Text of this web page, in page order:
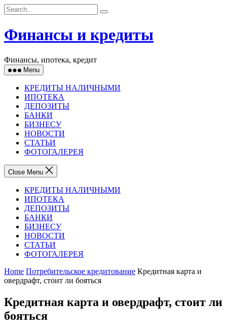
Skip
to
Финансы и кредиты
Финансы, ипотека, кредит
Menu
КРЕДИТЫ НАЛИЧНЫМИ
ИПОТЕКА
ДЕПОЗИТЫ
БАНКИ
БИЗНЕСУ
НОВОСТИ
СТАТЬИ
ФОТОГАЛЕРЕЯ
Close Menu
КРЕДИТЫ НАЛИЧНЫМИ
ИПОТЕКА
ДЕПОЗИТЫ
БАНКИ
БИЗНЕСУ
НОВОСТИ
СТАТЬИ
ФОТОГАЛЕРЕЯ
Home Потребительское кредитование Кредитная карта и
овердрафт, стоит ли бояться
Кредитная карта и овердрафт, стоит ли
бояться